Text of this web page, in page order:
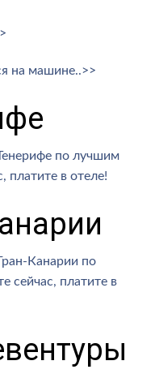
на машине..>>
по лучшим
платите в отеле!
Канарии по
сейчас, платите в